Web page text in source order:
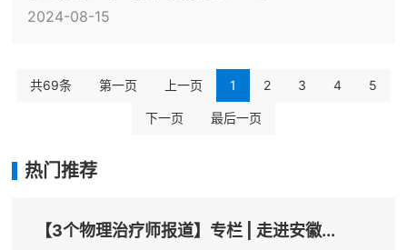
2024-08-15
共69条 第一页 上一页 1 2 3 4 5
下一页 最后一页
热门推荐
【3个物理治疗师报道】专栏 | 走进安徽...